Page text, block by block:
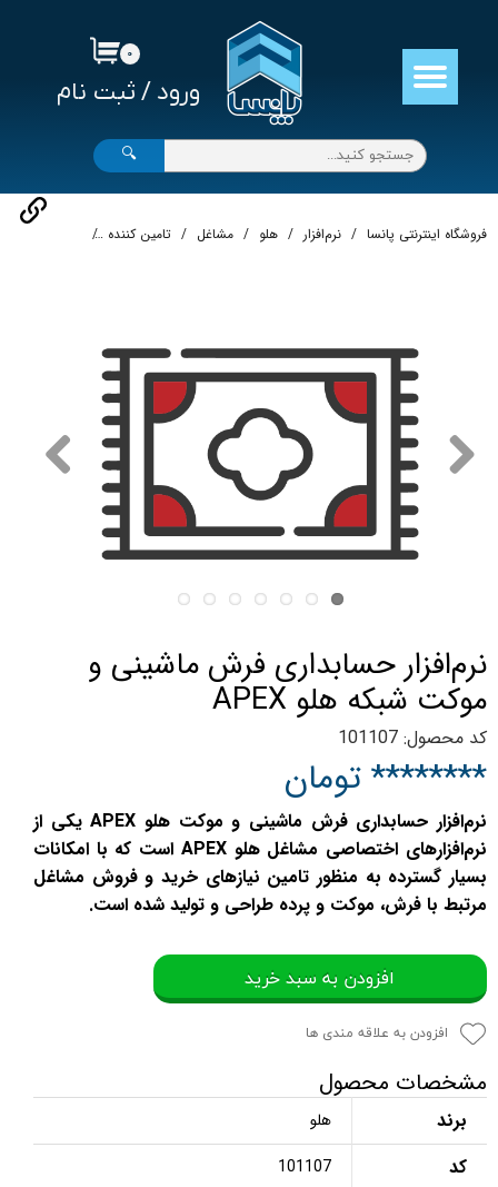
ورود / ثبت نام
حساب کاربری من
تغییر گذر واژه
سفارشات
خروج از حساب کاربری
۰
🔍
فروشگاه اینترنتی پانسا نرم‌افزار هلو مشاغل تامین کننده
نرم‌افزار حسابداری فرش ماشینی و
موکت شبکه هلو APEX
کد محصول: 101107
******** تومان
نرم‌افزار حسابداری فرش ماشینی و موکت هلو APEX یکی از
نرم‌افزارهای اختصاصی مشاغل هلو APEX است که با امکانات
بسیار گسترده به منظور تامین نیازهای خرید و فروش مشاغل
مرتبط با فرش، موکت و پرده طراحی و تولید شده است.
افزودن به سبد خرید
افزودن به علاقه مندی ها
مشخصات محصول
برند هلو
کد 101107